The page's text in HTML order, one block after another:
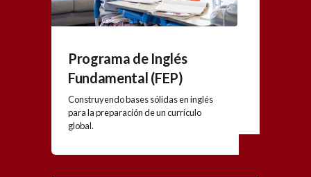
Programa de Inglés
Fundamental (FEP)
Construyendo bases sólidas en inglés
para la preparación de un currículo
global.